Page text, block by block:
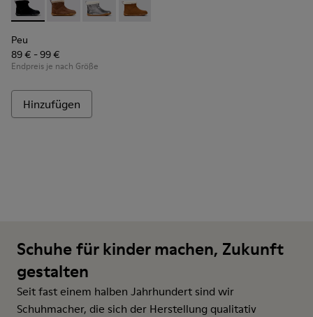
Peu - K900365-005 - Schwarze Stiefeletten aus
Peu - K900365-007
Peu - K900365-003
Peu - K900365-002
Peu
89 € - 99 €
Endpreis je nach Größe
Hinzufügen
Schuhe für kinder machen, Zukunft
gestalten
Seit fast einem halben Jahrhundert sind wir
Schuhmacher, die sich der Herstellung qualitativ